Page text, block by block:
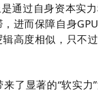
通过自身资本实
进而保障自身
高度相似，只不
了显著的“软实